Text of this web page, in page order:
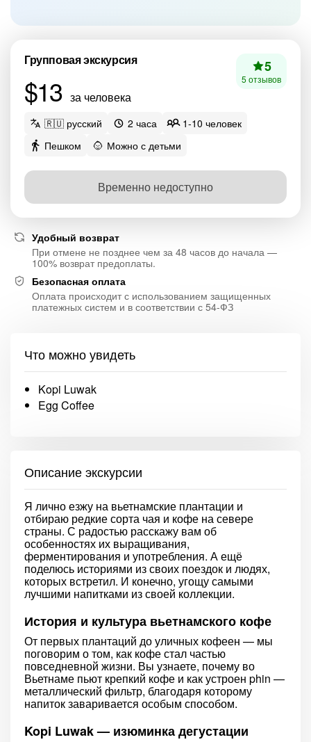
Групповая экскурсия
$13 за человека
5
5 отзывов
🇷🇺 русский 2 часа
1-10 человек
Пешком
Можно с детьми
Временно недоступно
Удобный возврат
При отмене не позднее чем за 48 часов до начала —
100% возврат предоплаты.
Безопасная оплата
Оплата происходит с использованием защищенных
платежных систем и в соответствии с 54-ФЗ
Что можно увидеть
Kopi Luwak
Egg Coffee
Описание экскурсии
Я лично езжу на вьетнамские плантации и
отбираю редкие сорта чая и кофе на севере
страны. С радостью расскажу вам об
особенностях их выращивания,
ферментирования и употребления. А ещё
поделюсь историями из своих поездок и людях,
которых встретил. И конечно, угощу самыми
лучшими напитками из своей коллекции.
История и культура вьетнамского кофе
От первых плантаций до уличных кофеен — мы
поговорим о том, как кофе стал частью
повседневной жизни. Вы узнаете, почему во
Вьетнаме пьют крепкий кофе и как устроен phin —
металлический фильтр, благодаря которому
напиток заваривается особым способом.
Kopi Luwak — изюминка дегустации